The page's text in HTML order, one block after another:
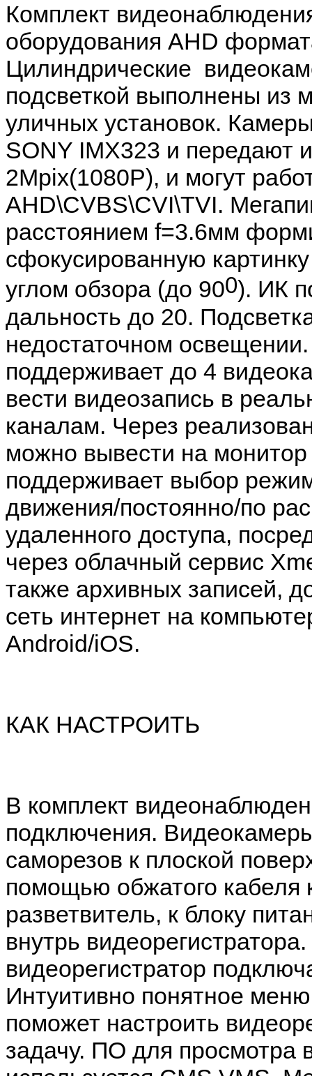
Комплект
оборудования AHD
Цилиндрические
подсветкой выполнены из
уличных установок.
SONY IMX323 и передают
2Mpix(1080P), и могут
AHD\CVBS\CVI\TVI.
расстоянием f=3.6мм
сфокусированную
углом обзора (до 900). ИК
дальность до 20.
недостаточном
поддерживает до 4
вести видеозапись в
каналам. Через
можно вывести на монитор
поддерживает выбор
движения/постоянно/по
удаленного доступа,
через облачный сервис
также архивных записей,
сеть интернет на
Android/iOS.
КАК НАСТРОИТЬ
В комплект
подключения.
саморезов к плоской
помощью обжатого кабеля
разветвитель, к блоку
внутрь
видеорегистратор
Интуитивно понятное
поможет настроить
задачу. ПО для просмотра